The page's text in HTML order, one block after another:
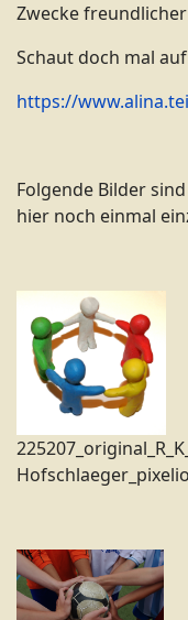
Zwecke
Schaut doch mal
https://
Folgende Bilder
hier noch einmal